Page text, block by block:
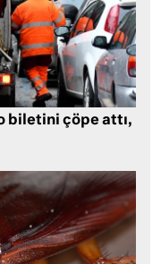
biletini çöpe attı,